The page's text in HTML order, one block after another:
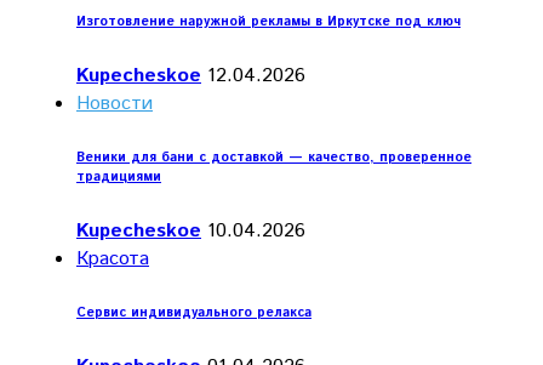
Изготовление наружной рекламы в Иркутске под ключ
Kupecheskoe 12.04.2026
Новости
Веники для бани с доставкой — качество, проверенное
традициями
Kupecheskoe 10.04.2026
Красота
Сервис индивидуального релакса